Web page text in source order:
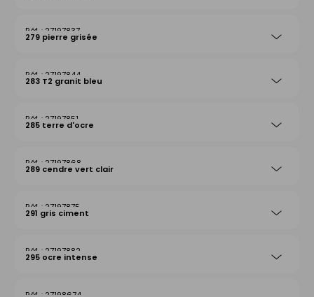
27197837
279 pierre grisée
27197844
283 T2 granit bleu
27197851
285 terre d'ocre
27197868
289 cendre vert clair
27197875
291 gris ciment
27197882
295 ocre intense